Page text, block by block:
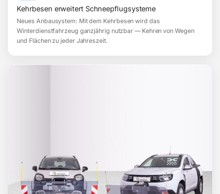
Kehrbesen erweitert Schneepflugsysteme
Neues Anbausystem: Mit dem Kehrbesen wird das
Winterdienstfahrzeug ganzjährig nutzbar — Kehren von Wegen
und Flächen zu jeder Jahreszeit.